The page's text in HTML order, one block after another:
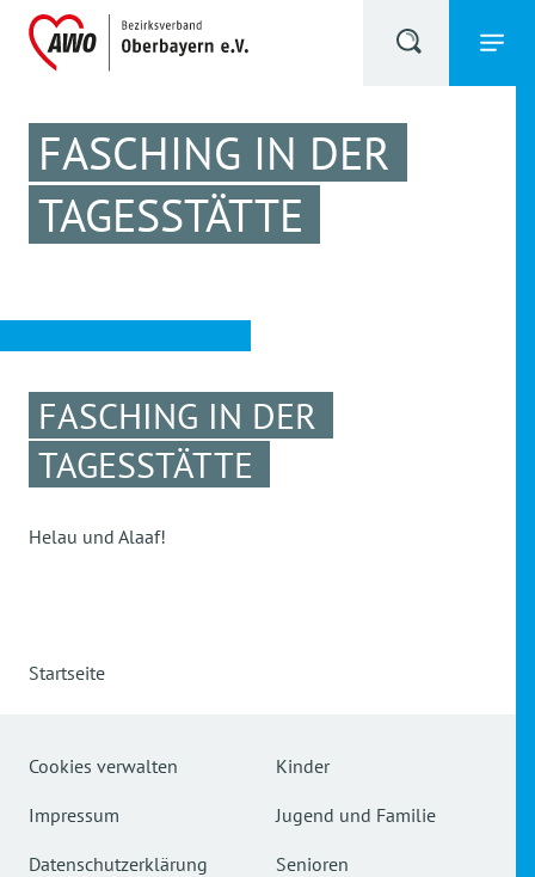
FASCHING IN DER
TAGESSTÄTTE
FASCHING IN DER
TAGESSTÄTTE
Helau und Alaaf!
Startseite
Cookies verwalten
Impressum
Datenschutzerklärung
Kinder
Jugend und Familie
Senioren